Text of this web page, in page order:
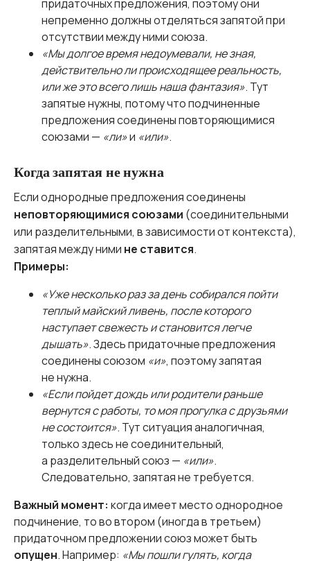
придаточных предложения, поэтому они
непременно должны отделяться запятой при
отсутствии между ними союза.
«Мы долгое время недоумевали, не зная,
действительно ли происходящее реальность,
или же это всего лишь наша фантазия». Тут
запятые нужны, потому что подчиненные
предложения соединены повторяющимися
союзами — «ли»и «или».
Когда запятая не нужна
Если однородные предложения соединены
неповторяющимися союзами (соединительными
или разделительными, в зависимости от контекста),
запятая между ними не ставится.
Примеры:
«Уже несколько раз за день собирался пойти
теплый майский ливень, после которого
наступает свежесть и становится легче
дышать». Здесь придаточные предложения
соединены союзом «и», поэтому запятая
не нужна.
«Если пойдет дождь или родители раньше
вернутся с работы, то моя прогулка с друзьями
не состоится». Тут ситуация аналогичная,
только здесь не соединительный,
а разделительный союз — «или».
Следовательно, запятая не требуется.
Важный момент: когда имеет место однородное
подчинение, то во втором (иногда в третьем)
придаточном предложении союз может быть
опущен. Например: «Мы пошли гулять, когда